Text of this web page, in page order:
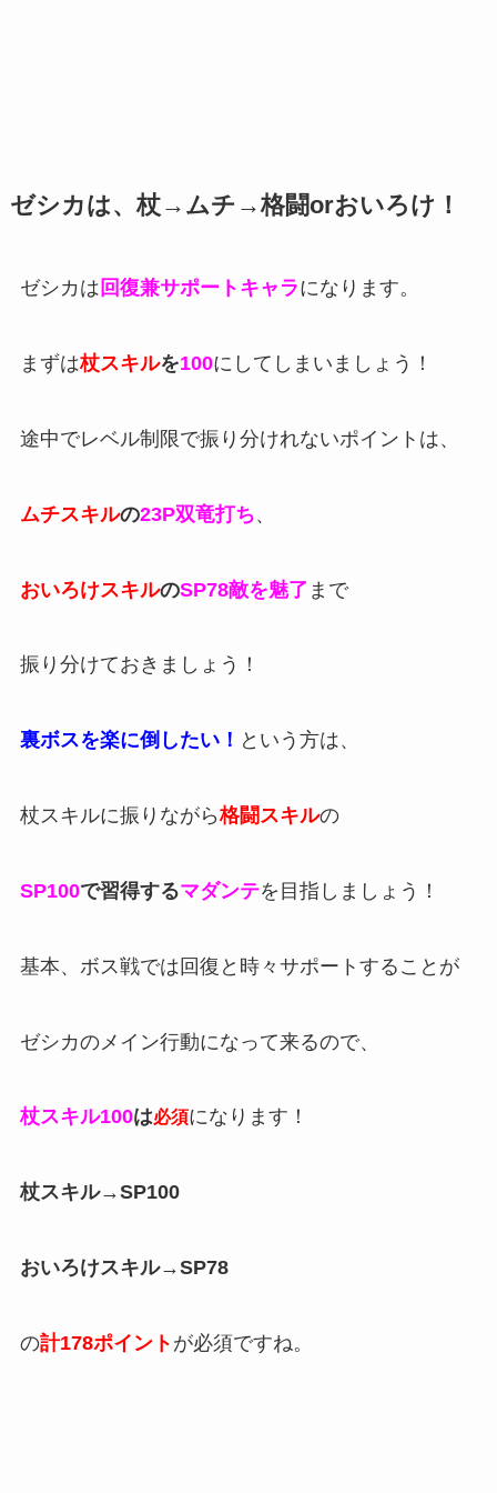
ゼシカは、杖→ムチ→格闘orおいろけ！
ゼシカは 回復兼サポートキャラになります。
まずは杖スキルを100にしてしまいましょう！
途中でレベル制限で振り分けれないポイントは、
ムチスキルの23P双竜打ち、
おいろけスキルのSP78敵を魅了 まで
振り分けておきましょう！
裏ボスを楽に倒したい！ という方は、
杖スキルに振りながら格闘スキルの
SP100で習得するマダンテを目指しましょう！
基本、ボス戦では回復と時々サポートすることが
ゼシカのメイン行動になって来るので、
杖スキル100は必須になります！
杖スキル→SP100
おいろけスキル→SP78
の計178ポイント が必須ですね。